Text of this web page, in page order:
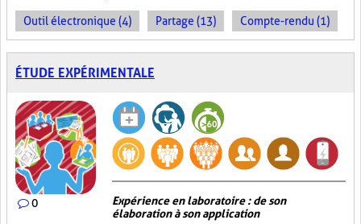
Outil électronique (4) Partage (13) Compte-rendu (1)
ÉTUDE EXPÉRIMENTALE
0
Expérience en laboratoire : de son
élaboration à son application